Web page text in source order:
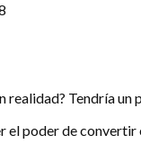
realidad? Tendría un
el poder de